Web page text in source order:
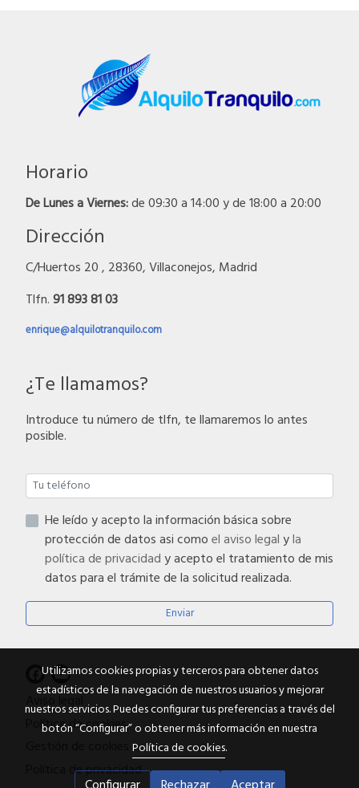
Horario
De Lunes a Viernes:de 09:30 a 14:00 y de 18:00 a 20:00
Dirección
C/Huertos 20 , 28360, Villaconejos, Madrid
Tlfn.91 893 81 03
enrique@alquilotranquilo.com
¿Te llamamos?
Introduce tu número de tlfn, te llamaremos lo antes
posible.
He leído y acepto la información básica sobre
protección de datos asi comoel aviso legalyla
política de privacidady acepto el tratamiento de mis
datos para el trámite de la solicitud realizada.
Enviar
Aviso legal
Política de cookies
Política de privacidad
Utilizamos cookies propias y terceros para obtener datos
estadísticos de la navegación de nuestros usuarios y mejorar
nuestros servicios. Puedes configurar tus preferencias a través del
botón “Configurar” o obtener más información en nuestra
Política de cookies.